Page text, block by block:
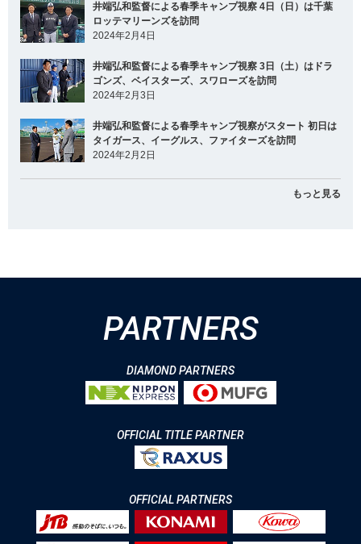
井端弘和監督による春季キャンプ視察 4日（日）は千葉
ロッテマリーンズを訪問
2024年2月4日
井端弘和監督による春季キャンプ視察 3日（土）はドラ
ゴンズ、ベイスターズ、スワローズを訪問
2024年2月3日
井端弘和監督による春季キャンプ視察がスタート 初日は
タイガース、イーグルス、ファイターズを訪問
2024年2月2日
もっと見る
PARTNERS
DIAMOND PARTNERS
OFFICIAL TITLE PARTNER
OFFICIAL PARTNERS